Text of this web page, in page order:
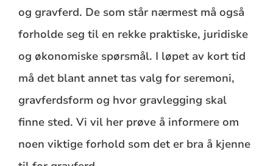
og gravferd. De som står nærmest må også
forholde seg til en rekke praktiske, juridiske
og økonomiske spørsmål. I løpet av kort tid
må det blant annet tas valg for seremoni,
gravferdsform og hvor gravlegging skal
finne sted. Vi vil her prøve å informere om
noen viktige forhold som det er bra å kjenne